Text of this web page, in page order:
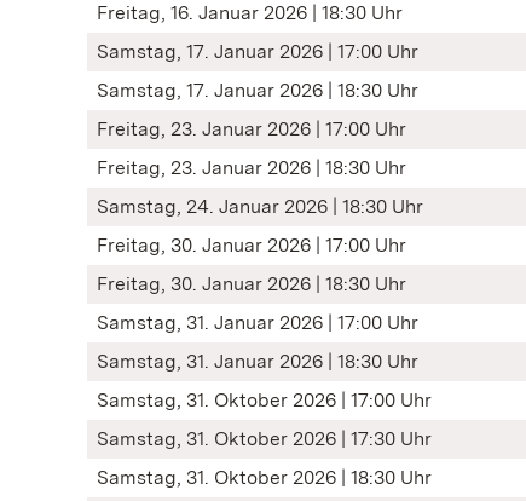
Freitag, 16. Januar 2026 | 18:30 Uhr
Samstag, 17. Januar 2026 | 17:00 Uhr
Samstag, 17. Januar 2026 | 18:30 Uhr
Freitag, 23. Januar 2026 | 17:00 Uhr
Freitag, 23. Januar 2026 | 18:30 Uhr
Samstag, 24. Januar 2026 | 18:30 Uhr
Freitag, 30. Januar 2026 | 17:00 Uhr
Freitag, 30. Januar 2026 | 18:30 Uhr
Samstag, 31. Januar 2026 | 17:00 Uhr
Samstag, 31. Januar 2026 | 18:30 Uhr
Samstag, 31. Oktober 2026 | 17:00 Uhr
Samstag, 31. Oktober 2026 | 17:30 Uhr
Samstag, 31. Oktober 2026 | 18:30 Uhr